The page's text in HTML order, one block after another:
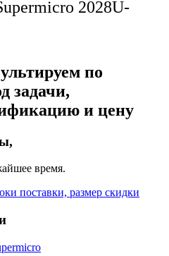
2028U-
по
задачи,
и цену
время.
поставки, размер скидки